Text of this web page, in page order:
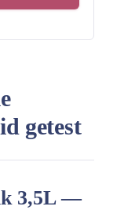
getest
3,5L —